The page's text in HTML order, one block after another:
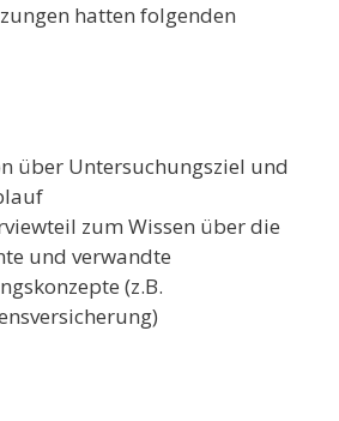
hatten folgenden
über Untersuchungsziel und
zum Wissen über die
und verwandte
(z.B.